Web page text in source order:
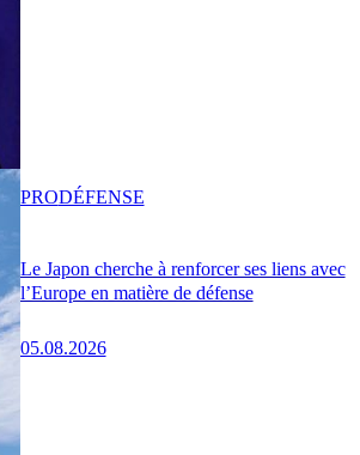
Le Japon cherche à renforcer ses liens avec
l’Europe en matière de défense
05.08.2026
PRODÉFENSE